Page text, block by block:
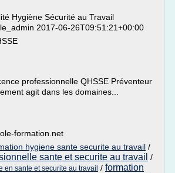
Hygiène Sécurité au Travail
2017-06-26T09:51:21+00:00
professionnelle QHSSE Préventeur
agit dans les domaines...
formation.net
hygiene sante securite au travail /
sante et securite au travail /
en sante et securite au travail / formation